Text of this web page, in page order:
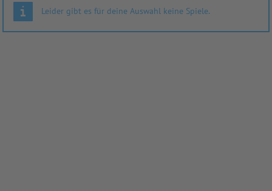
Leider gibt es für deine Auswahl keine Spiele.